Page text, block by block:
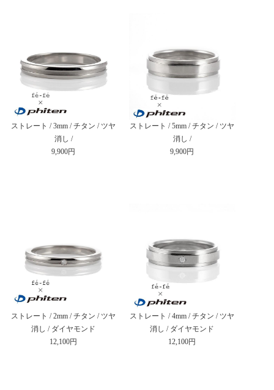
ストレート / 3mm / チタン / ツヤ
消し /
9,900円
ストレート / 2mm / チタン / ツヤ
消し / ダイヤモンド
12,100円
ストレート / 5mm / チタン / ツヤ
消し /
9,900円
ストレート / 4mm / チタン / ツヤ
消し / ダイヤモンド
12,100円